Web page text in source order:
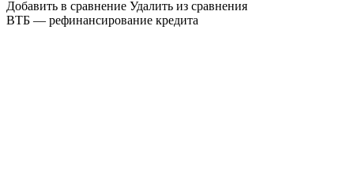
Добавить в сравнение Удалить из сравнения
ВТБ — рефинансирование кредита